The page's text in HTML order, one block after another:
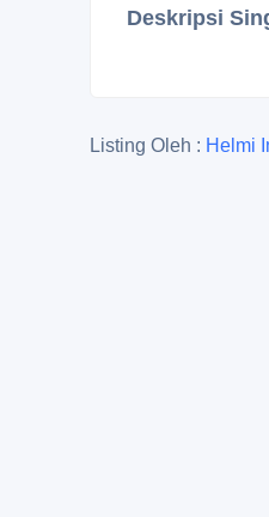
Deskripsi
Listing Oleh : Helmi